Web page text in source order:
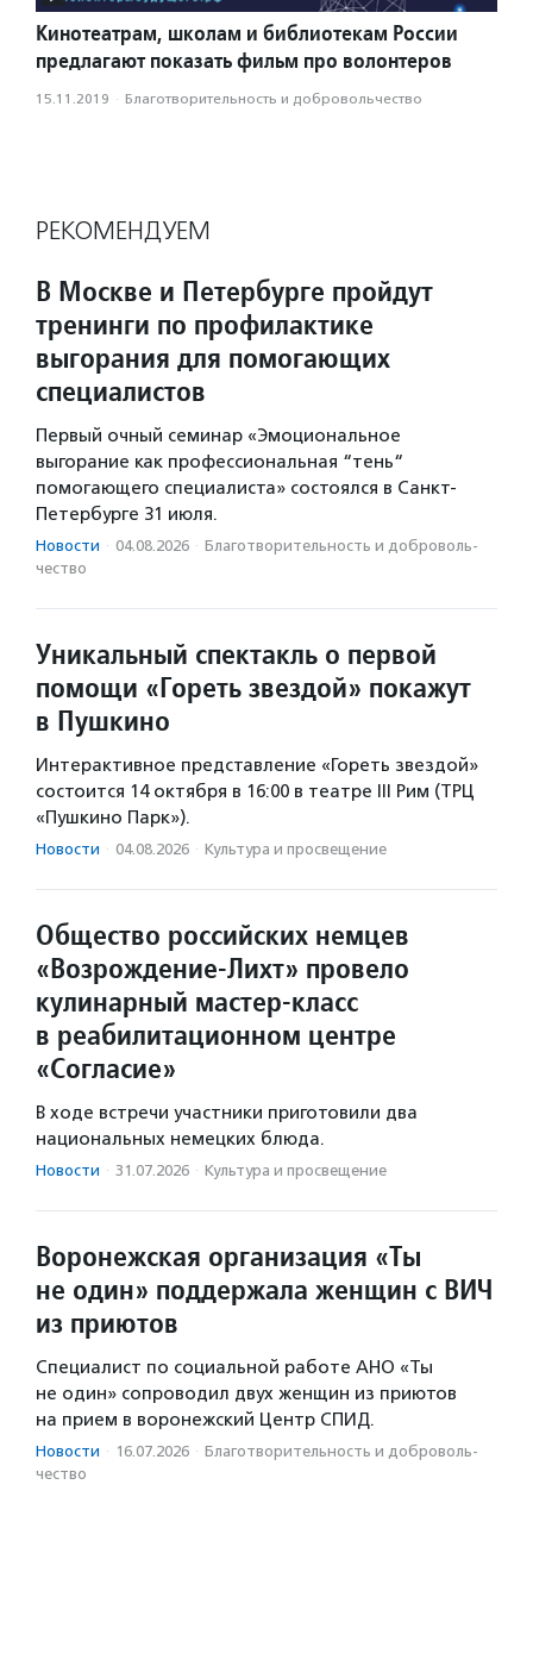
Кинотеатрам, школам и библиотекам России
предлагают показать фильм про волонтеров
15.11.2019 · Благотвори­тель­ность и доброволь­чест­во
РЕКОМЕНДУЕМ
В Москве и Петербурге пройдут
тренинги по профилактике
выгорания для помогающих
специалистов
Первый очный семинар «Эмоциональное
выгорание как профессиональная “тень“
помогающего специалиста» состоялся в Санкт-
Петербурге 31 июля.
Новости · 04.08.2026 · Благотвори­тель­ность и доброволь­
чест­во
Уникальный спектакль о первой
помощи «Гореть звездой» покажут
в Пушкино
Интерактивное представление «Гореть звездой»
состоится 14 октября в 16:00 в театре III Рим (ТРЦ
«Пушкино Парк»).
Новости · 04.08.2026 · Культура и просвещение
Общество российских немцев
«Возрождение-Лихт» провело
кулинарный мастер-класс
в реабилитационном центре
«Согласие»
В ходе встречи участники приготовили два
национальных немецких блюда.
Новости · 31.07.2026 · Культура и просвещение
Воронежская организация «Ты
не один» поддержала женщин с ВИЧ
из приютов
Специалист по социальной работе АНО «Ты
не один» сопроводил двух женщин из приютов
на прием в воронежский Центр СПИД.
Новости · 16.07.2026 · Благотвори­тель­ность и доброволь­
чест­во